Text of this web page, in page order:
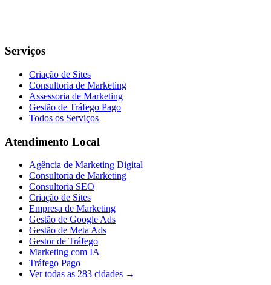
Serviços
Criação de Sites
Consultoria de Marketing
Assessoria de Marketing
Gestão de Tráfego Pago
Todos os Serviços
Atendimento Local
Agência de Marketing Digital
Consultoria de Marketing
Consultoria SEO
Criação de Sites
Empresa de Marketing
Gestão de Google Ads
Gestão de Meta Ads
Gestor de Tráfego
Marketing com IA
Tráfego Pago
Ver todas as 283 cidades →